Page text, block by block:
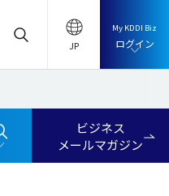
My KDDI Biz
ログイン
ビジネス
メールマガジン